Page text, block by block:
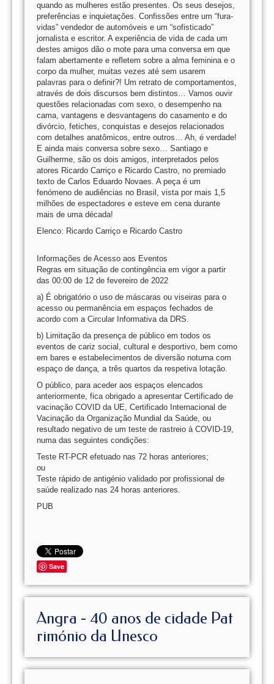
quando as mulheres estão presentes. Os seus desejos,
preferências e inquietações. Confissões entre um “fura-
vidas” vendedor de automóveis e um “sofisticado”
jornalista e escritor. A experiência de vida de cada um
destes amigos dão o mote para uma conversa em que
falam abertamente e refletem sobre a alma feminina e o
corpo da mulher, muitas vezes até sem usarem
palavras para o definir?! Um retrato de comportamentos,
através de dois discursos bem distintos… Vamos ouvir
questões relacionadas com sexo, o desempenho na
cama, vantagens e desvantagens do casamento e do
divórcio, fetiches, conquistas e desejos relacionados
com detalhes anatômicos, entre outros… Ah, é verdade!
E ainda mais conversa sobre sexo… Santiago e
Guilherme, são os dois amigos, interpretados pelos
atores Ricardo Carriço e Ricardo Castro, no premiado
texto de Carlos Eduardo Novaes. A peça é um
fenómeno de audiências no Brasil, vista por mais 1,5
milhões de espectadores e esteve em cena durante
mais de uma década!
Elenco: Ricardo Carriço e Ricardo Castro
Informações de Acesso aos Eventos
Regras em situação de contingência em vigor a partir
das 00:00 de 12 de fevereiro de 2022
a) É obrigatório o uso de máscaras ou viseiras para o
acesso ou permanência em espaços fechados de
acordo com a Circular Informativa da DRS.
b) Limitação da presença de público em todos os
eventos de cariz social, cultural e desportivo, bem como
em bares e estabelecimentos de diversão noturna com
espaço de dança, a três quartos da respetiva lotação.
O público, para aceder aos espaços elencados
anteriormente, fica obrigado a apresentar Certificado de
vacinação COVID da UE, Certificado Internacional de
Vacinação da Organização Mundial da Saúde, ou
resultado negativo de um teste de rastreio à COVID-19,
numa das seguintes condições:
Teste RT-PCR efetuado nas 72 horas anteriores;
ou
Teste rápido de antigénio validado por profissional de
saúde realizado nas 24 horas anteriores.
PUB
Save
Angra - 40 anos de cidade Pat
rimónio da Unesco